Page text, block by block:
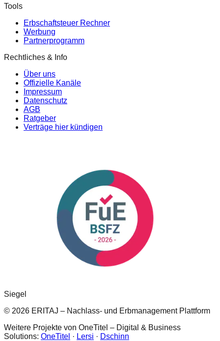
Tools
Erbschaftsteuer Rechner
Werbung
Partnerprogramm
Rechtliches & Info
Über uns
Offizielle Kanäle
Impressum
Datenschutz
AGB
Ratgeber
Verträge hier kündigen
Siegel
© 2026 ERITAJ – Nachlass- und Erbmanagement Plattform
Weitere Projekte von OneTitel – Digital & Business
Solutions: OneTitel · Lersi · Dschinn